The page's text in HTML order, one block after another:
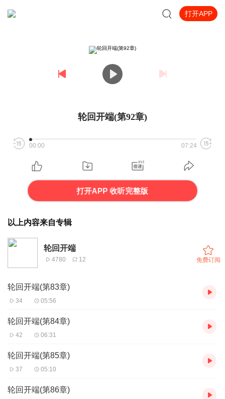
打开APP
轮回开端(第92章)
00:00 07:24
打开APP 收听完整版
以上内容来自专辑
轮回开端
4780 12 免费订阅
轮回开端(第83章)
34 05:56
轮回开端(第84章)
42 06:31
轮回开端(第85章)
37 05:10
轮回开端(第86章)